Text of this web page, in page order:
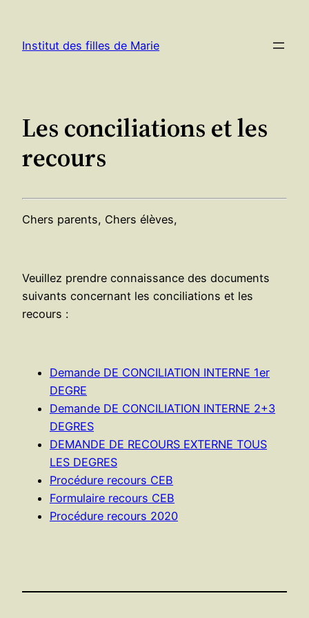
contenu
Institut des filles de Marie
Les conciliations et les
recours
Chers parents, Chers élèves,
Veuillez prendre connaissance des documents
suivants concernant les conciliations et les
recours :
Demande DE CONCILIATION INTERNE 1er
DEGRE
Demande DE CONCILIATION INTERNE 2+3
DEGRES
DEMANDE DE RECOURS EXTERNE TOUS
LES DEGRES
Procédure recours CEB
Formulaire recours CEB
Procédure recours 2020